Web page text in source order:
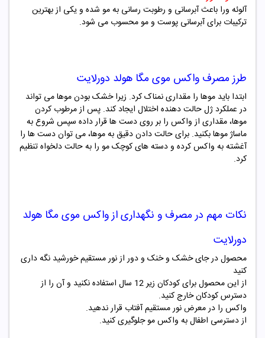
آلوئه ورا باعث آبرسانی و رطوبت رسانی به مو شده و یکی از بهترین
ترکیبات برای آبرسانی پوست و مو محسوب می شود.
طرز مصرف واکس موی مگا هولد دورلایت
ابتدا باید موها را مقداری نمناک کرد. زیرا خشک بودن موها می تواند
در عملکرد ژل حالت دهنده اختلال ایجاد کند. پس از مرطوب کردن
موها، مقداری از واکس را بر روی دست ها قرار داده سپس شروع به
ماساژ موها بکنید. برای حالت دادن دقیق به موها، می توان دست ها را
آغشته به واکس کرده و دسته های کوچک مو را به حالت دلخواه تنظیم
کرد.
نکات مهم در مصرف و نگهداری ازواکس موی مگا هولد
دورلایت
محصول در جای خشک و خنک و دور از نور مستقیم خورشید نگه داری
کنید
از این محصول برای کودکان زیر 12 سال استفاده نکنید و آن را از
دسترس کودکان خارج کنید.
واکس را در معرض نور مستقیم آفتاب قرار ندهید.
از دسترسی اطفال به واکس مو جلوگیری کنید.